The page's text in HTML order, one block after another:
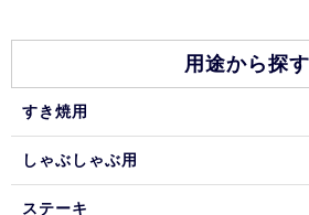
用途から探す
すき焼用
しゃぶしゃぶ用
ステーキ